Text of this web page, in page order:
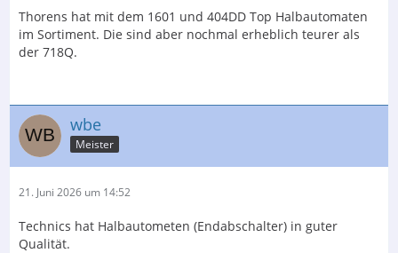
Thorens hat mit dem 1601 und 404DD Top Halbautomaten
im Sortiment. Die sind aber nochmal erheblich teurer als
der 718Q.
wbe
Meister
21. Juni 2026 um 14:52
Technics hat Halbautometen (Endabschalter) in guter
Qualität.